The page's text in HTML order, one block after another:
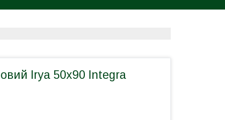
Irya 50х90 Integra